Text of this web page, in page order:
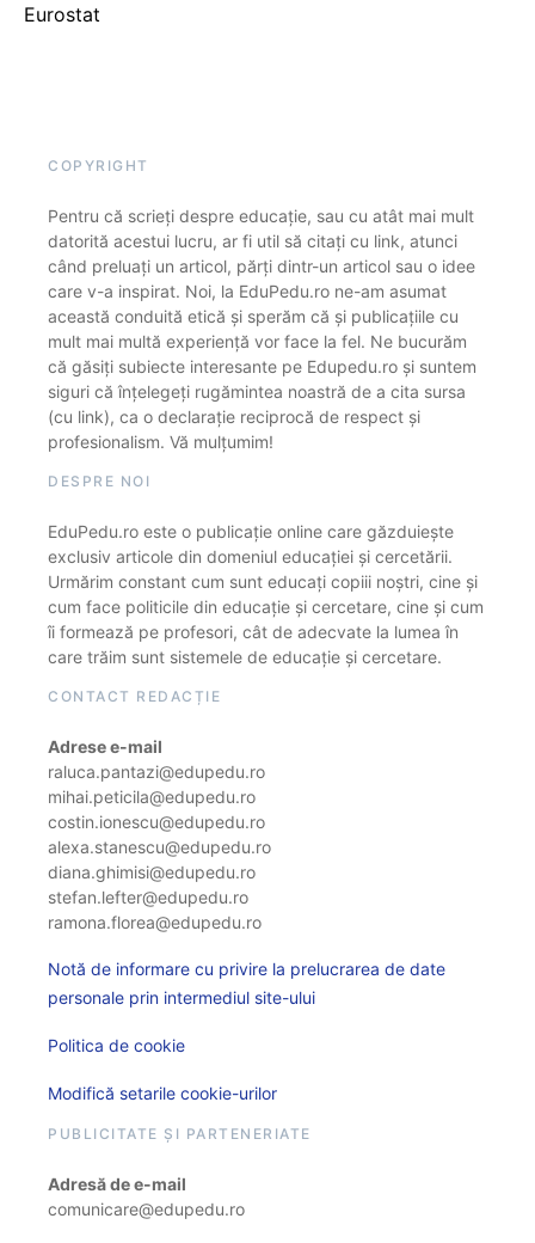
Eurostat
COPYRIGHT
Pentru că scrieți despre educație, sau cu atât mai mult
datorită acestui lucru, ar fi util să citați cu link, atunci
când preluați un articol, părți dintr-un articol sau o idee
care v-a inspirat. Noi, la EduPedu.ro ne-am asumat
această conduită etică și sperăm că și publicațiile cu
mult mai multă experiență vor face la fel. Ne bucurăm
că găsiți subiecte interesante pe Edupedu.ro și suntem
siguri că înțelegeți rugămintea noastră de a cita sursa
(cu link), ca o declarație reciprocă de respect și
profesionalism. Vă mulțumim!
DESPRE NOI
EduPedu.ro este o publicație online care găzduiește
exclusiv articole din domeniul educației și cercetării.
Urmărim constant cum sunt educați copiii noștri, cine și
cum face politicile din educație și cercetare, cine și cum
îi formează pe profesori, cât de adecvate la lumea în
care trăim sunt sistemele de educație și cercetare.
CONTACT REDACȚIE
Adrese e-mail
raluca.pantazi@edupedu.ro
mihai.peticila@edupedu.ro
costin.ionescu@edupedu.ro
alexa.stanescu@edupedu.ro
diana.ghimisi@edupedu.ro
stefan.lefter@edupedu.ro
ramona.florea@edupedu.ro
Notă de informare cu privire la prelucrarea de date
personale prin intermediul site-ului
Politica de cookie
Modifică setarile cookie-urilor
PUBLICITATE ȘI PARTENERIATE
Adresă de e-mail
comunicare@edupedu.ro